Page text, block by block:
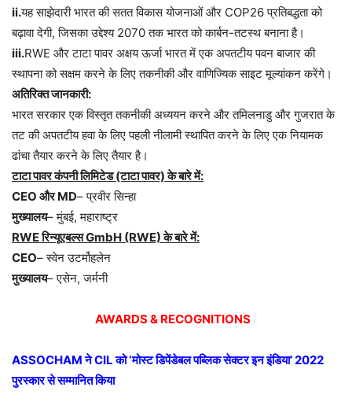
ii.यह साझेदारी भारत की सतत विकास योजनाओं और COP26 प्रतिबद्धता को
बढ़ावा देगी, जिसका उद्देश्य 2070 तक भारत को कार्बन-तटस्थ बनाना है।
iii.RWE और टाटा पावर अक्षय ऊर्जा भारत में एक अपतटीय पवन बाजार की
स्थापना को सक्षम करने के लिए तकनीकी और वाणिज्यिक साइट मूल्यांकन करेंगे।
अतिरिक्त जानकारी:
भारत सरकार एक विस्तृत तकनीकी अध्ययन करने और तमिलनाडु और गुजरात के
तट की अपतटीय हवा के लिए पहली नीलामी स्थापित करने के लिए एक नियामक
ढांचा तैयार करने के लिए तैयार है।
टाटा पावर कंपनी लिमिटेड (टाटा पावर) के बारे में:
CEO और MD– प्रवीर सिन्हा
मुख्यालय– मुंबई, महाराष्ट्र
RWE रिन्यूएबल्स GmbH (RWE) के बारे में:
CEO– स्वेन उटर्मोहलेन
मुख्यालय– एसेन, जर्मनी
AWARDS & RECOGNITIONS
ASSOCHAM ने CIL को ‘मोस्ट डिपेंडेबल पब्लिक सेक्टर इन इंडिया’ 2022
पुरस्कार से सम्मानित किया